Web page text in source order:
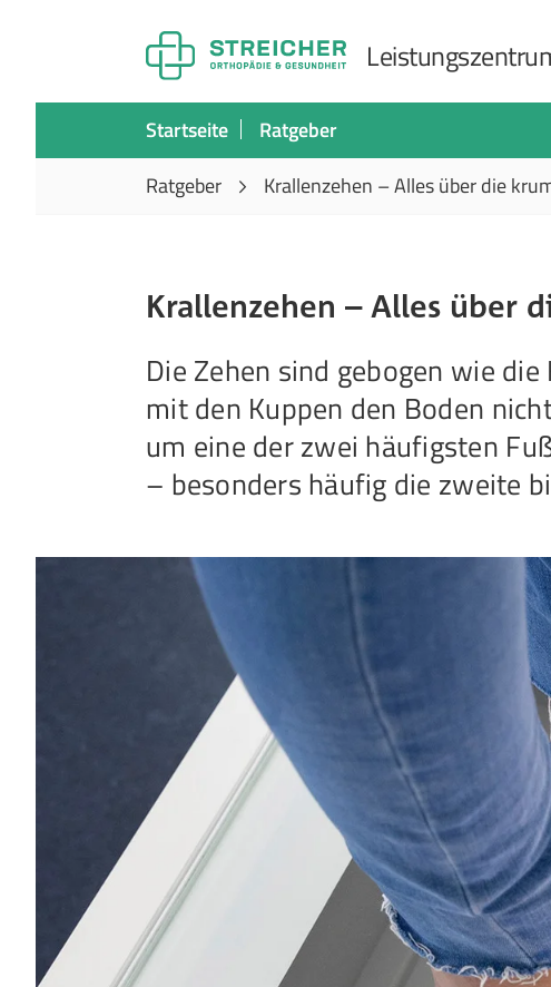
Startseite Ratgeber
Ratgeber
Krallenzehen – Alles über die
Krallenzehen – Alles über
Die Zehen sind gebogen wie
mit den Kuppen den Boden
um eine der zwei häufigsten
– besonders häufig die zweite